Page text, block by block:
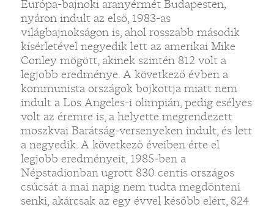
Európa-bajnoki aranyérmét Budapesten,
nyáron indult az első, 1983-as
világbajnokságon is, ahol rosszabb második
kísérletével negyedik lett az amerikai Mike
Conley mögött, akinek szintén 812 volt a
legjobb eredménye. A következő évben a
kommunista országok bojkottja miatt nem
indult a Los Angeles-i olimpián, pedig esélyes
volt az éremre is, a helyette megrendezett
moszkvai Barátság-versenyeken indult, és lett
a negyedik. A következő éveiben érte el
legjobb eredményeit, 1985-ben a
Népstadionban ugrott 830 centis országos
csúcsát a mai napig nem tudta megdönteni
senki, akárcsak az egy évvel később elért, 824